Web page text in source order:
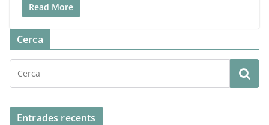
Read More
Cerca
Entrades recents